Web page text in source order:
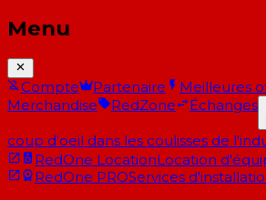
Menu
Compte Partenaire Meilleures
Merchandise
RedZone Échanges
coup d'oeil dans les coulisses de
RedOne LocationLocation
RedOne PROServices